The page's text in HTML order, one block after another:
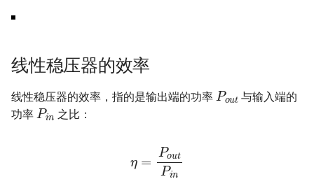
保险丝的选型
锂电池选型指南
编码器的几种输出方式
线性稳压器的效率
线性稳压器的效率，指的是输出端的功率
与输入端的
功率
Pin
之比：
outP
n